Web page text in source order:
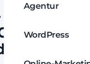
Agentur
WordPress
für